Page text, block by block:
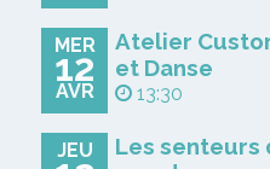
MER
12
AVR
Atelier
et Danse
13:30
JEU
Les senteurs